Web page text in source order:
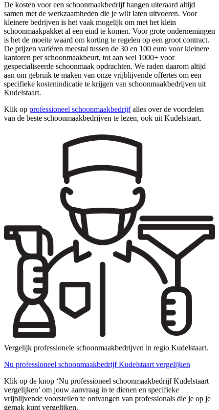
De kosten voor een schoonmaakbedrijf hangen uiteraard altijd
samen met de werkzaamheden die je wilt laten uitvoeren. Voor
kleinere bedrijven is het vaak mogelijk om met het klein
schoonmaakpakket al een eind te komen. Voor grote ondernemingen
is het de moeite waard om korting te regelen op een groot contract.
De prijzen variëren meestal tussen de 30 en 100 euro voor kleinere
kantoren per schoonmaakbeurt, tot aan wel 1000+ voor
gespecialiseerde schoonmaak opdrachten. We raden daarom altijd
aan om gebruik te maken van onze vrijblijvende offertes om een
specifieke kostenindicatie te krijgen van schoonmaakbedrijven uit
Kudelstaart.
Klik op professioneel schoonmaakbedrijfalles over de voordelen
van de beste schoonmaakbedrijven te lezen, ook uit Kudelstaart.
Vergelijk professionele schoonmaakbedrijven in regio Kudelstaart.
Nu professioneel schoonmaakbedrijf Kudelstaart vergelijken
Klik op de knop ‘Nu professioneel schoonmaakbedrijf Kudelstaart
vergelijken’ om jouw aanvraag in te dienen en specifieke
vrijblijvende voorstellen te ontvangen van professionals die je op je
gemak kunt vergelijken.